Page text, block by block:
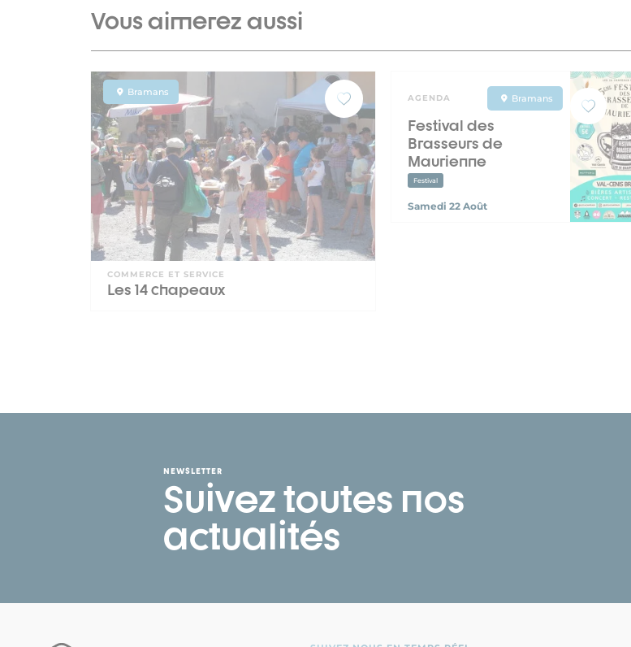
Vous aimerez aussi
Bramans
COMMERCE ET SERVICE
Les 14 chapeaux
AGENDA Bramans
Festival des
Brasseurs de
Maurienne
Festival
Samedi 22 Août
NEWSLETTER
Suivez toutes nos
actualités